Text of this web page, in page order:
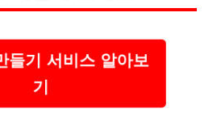
기 서비스 알아보
기